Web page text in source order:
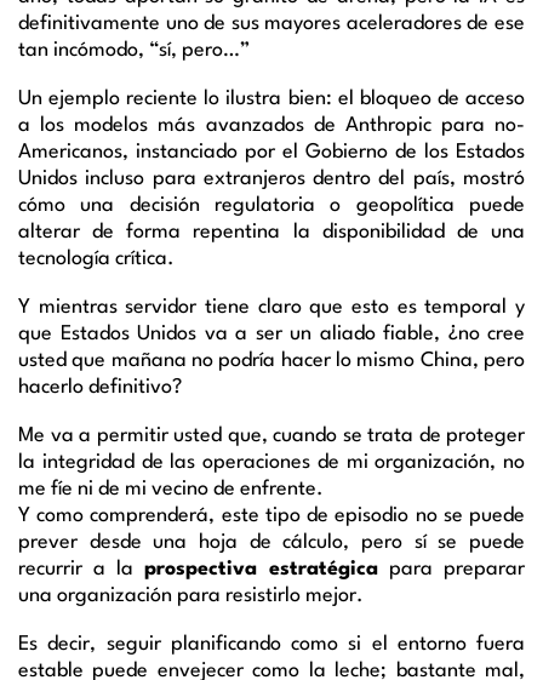
definitivamente uno de sus mayores aceleradores de ese
tan incómodo, “sí, pero…”
Un ejemplo reciente lo ilustra bien: el bloqueo de acceso
a los modelos más avanzados de Anthropic para no-
Americanos, instanciado por el Gobierno de los Estados
Unidos incluso para extranjeros dentro del país, mostró
cómo una decisión regulatoria o geopolítica puede
alterar de forma repentina la disponibilidad de una
tecnología crítica.
Y mientras servidor tiene claro que esto es temporal y
que Estados Unidos va a ser un aliado fiable, ¿no cree
usted que mañana no podría hacer lo mismo China, pero
hacerlo definitivo?
Me va a permitir usted que, cuando se trata de proteger
la integridad de las operaciones de mi organización, no
me fíe ni de mi vecino de enfrente.
Y como comprenderá, este tipo de episodio no se puede
prever desde una hoja de cálculo, pero sí se puede
recurrir a la prospectiva estratégica para preparar
una organización para resistirlo mejor.
Es decir, seguir planificando como si el entorno fuera
estable puede envejecer como la leche; bastante mal,